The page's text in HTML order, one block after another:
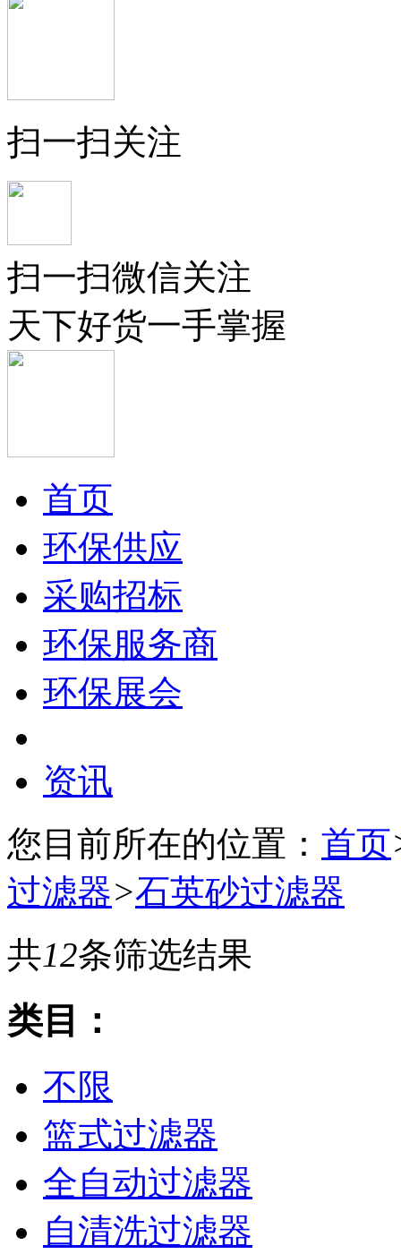
扫一扫关注
扫一扫微信关注
天下好货一手掌握
首页
环保供应
采购招标
环保服务商
环保展会
资讯
您目前所在的位置： 首页
过滤器>石英砂过滤器
共12条筛选结果
类目：
不限
篮式过滤器
全自动过滤器
自清洗过滤器